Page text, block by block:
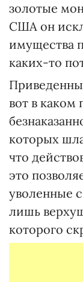
золотые
США он
имущества
каких-то
вот в каком
которых
что
это
уволенные
лишь
которого